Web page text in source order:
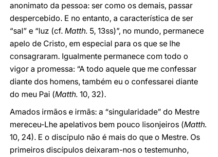
anonimato da pessoa: ser como os demais, passar
despercebido. E no entanto, a característica de ser
“sal” e “luz (cf. Matth. 5, 13ss)”, no mundo, permanece
apelo de Cristo, em especial para os que se lhe
consagraram. Igualmente permanece com todo o
vigor a promessa: “A todo aquele que me confessar
diante dos homens, também eu o confessarei diante
do meu Pai (Matth. 10, 32).
Amados irmãos e irmãs: a “singularidade” do Mestre
mereceu-Lhe apelativos bem pouco lisonjeiros (Matth.
10, 24). E o discípulo não é mais do que o Mestre. Os
primeiros discípulos deixaram-nos o testemunho,